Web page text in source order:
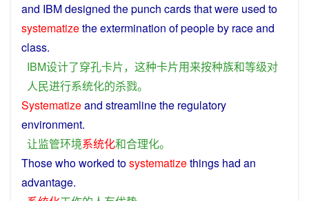
and IBMdesigned thepunch cardsthat were used to
systematizethe extermination ofpeopleby raceand
class.
IBM设计了穿孔卡片， 这种卡片用来按种族和等级对
人民进行系统化的杀戮。
Systematizeand streamline the regulatory
environment.
让监管环境系统化和合理化。
Thosewhoworked tosystematizethings had an
advantage.